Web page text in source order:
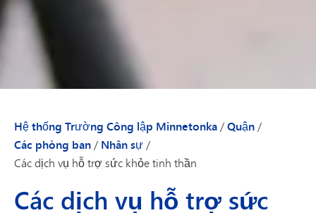
Hệ thống Trường Công lập Minnetonka /Quận /
Các phòng ban / Nhân sự /
Các dịch vụ hỗ trợ sức khỏe tinh thần
Các dịch vụ hỗ trợ sức